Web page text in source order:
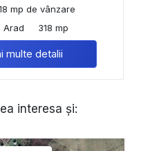
mp de vânzare
Arad
318 mp
multe detalii
interesa și: